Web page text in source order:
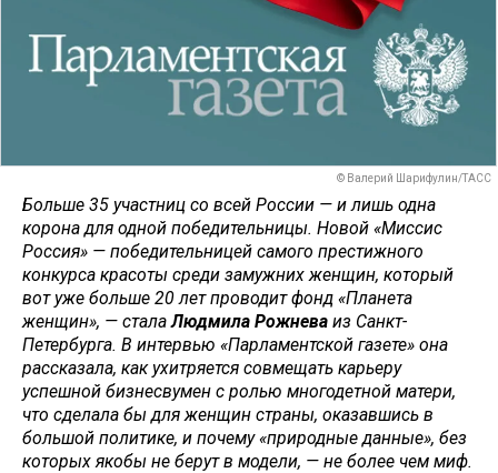
© Валерий Шарифулин/ТАСС
Больше 35 участниц со всей России — и лишь одна
корона для одной победительницы. Новой «Миссис
Россия» — победительницей самого престижного
конкурса красоты среди замужних женщин, который
вот уже больше 20 лет проводит фонд «Планета
женщин», — сталаЛюдмила Рожнева из Санкт-
Петербурга. В интервью «Парламентской газете» она
рассказала, как ухитряется совмещать карьеру
успешной бизнесвумен с ролью многодетной матери,
что сделала бы для женщин страны, оказавшись в
большой политике, и почему «природные данные», без
которых якобы не берут в модели, — не более чем миф.